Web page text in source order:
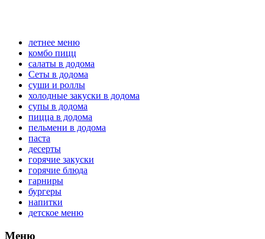
летнее меню
комбо пицц
салаты в додома
Сеты в додома
суши и роллы
холодные закуски в додома
супы в додома
пицца в додома
пельмени в додома
паста
десерты
горячие закуски
горячие блюда
гарниры
бургеры
напитки
детское меню
Меню